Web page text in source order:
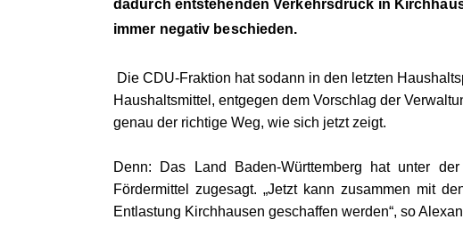
dadurch entstehenden Verkehrsdruck in
immer negativ beschieden.
Die CDU-Fraktion hat sodann in den letzten
Haushaltsmittel, entgegen dem Vorschlag der
genau der richtige Weg, wie sich jetzt zeigt.
Denn: Das Land Baden-Württemberg hat unter
Fördermittel zugesagt. „Jetzt kann zusammen mit
Entlastung Kirchhausen geschaffen werden“, so